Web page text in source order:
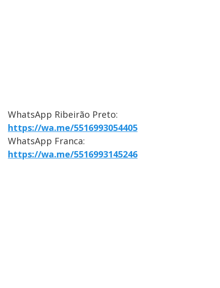
WhatsApp Ribeirão Preto:
https://wa.me/5516993054405
WhatsApp Franca:
https://wa.me/5516993145246